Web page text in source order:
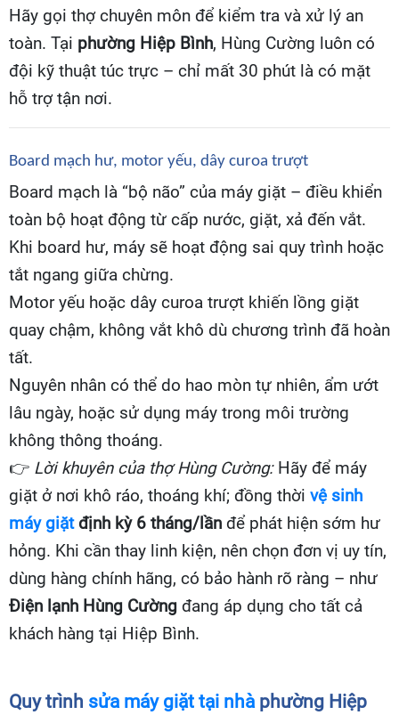
Hãy gọi thợ chuyên môn để kiểm tra và xử lý an
toàn. Tại phường Hiệp Bình, Hùng Cường luôn có
đội kỹ thuật túc trực – chỉ mất 30 phút là có mặt
hỗ trợ tận nơi.
Board mạch hư, motor yếu, dây curoa trượt
Board mạch là “bộ não” của máy giặt – điều khiển
toàn bộ hoạt động từ cấp nước, giặt, xả đến vắt.
Khi board hư, máy sẽ hoạt động sai quy trình hoặc
tắt ngang giữa chừng.
Motor yếu hoặc dây curoa trượt khiến lồng giặt
quay chậm, không vắt khô dù chương trình đã hoàn
tất.
Nguyên nhân có thể do hao mòn tự nhiên, ẩm ướt
lâu ngày, hoặc sử dụng máy trong môi trường
không thông thoáng.
👉 Lời khuyên của thợ Hùng Cường:Hãy để máy
giặt ở nơi khô ráo, thoáng khí; đồng thời vệ sinh
máy giặtđịnh kỳ 6 tháng/lần để phát hiện sớm hư
hỏng. Khi cần thay linh kiện, nên chọn đơn vị uy tín,
dùng hàng chính hãng, có bảo hành rõ ràng – như
Điện lạnh Hùng Cường đang áp dụng cho tất cả
khách hàng tại Hiệp Bình.
Quy trình sửa máy giặt tại nhàphường Hiệp